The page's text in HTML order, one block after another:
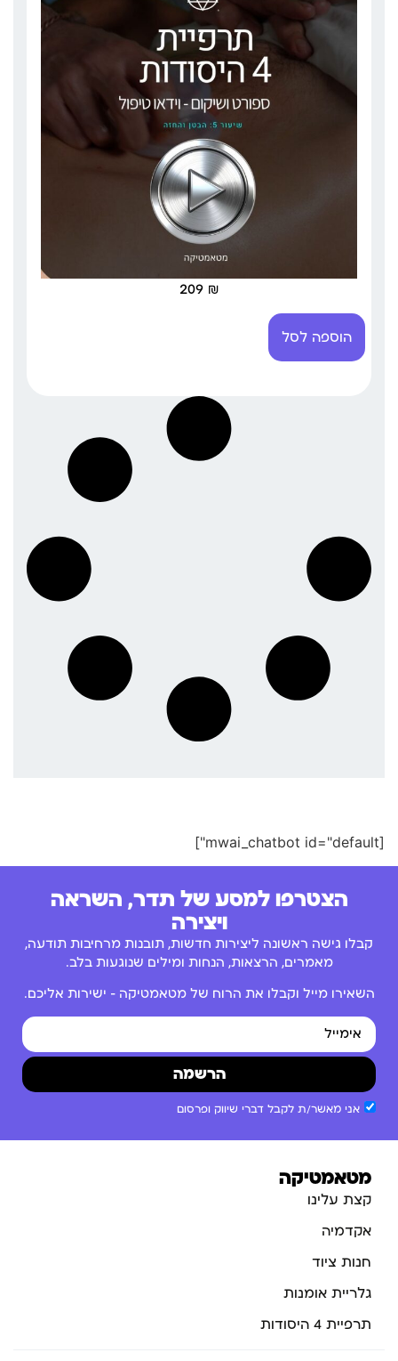
209 ₪
הוספה לסל
[mwai_chatbot id="default"]
הצטרפו למסע של תדר, השראה
ויצירה
קבלו גישה ראשונה ליצירות חדשות, תובנות מרחיבות תודעה,
מאמרים, הרצאות, הנחות ומילים שנוגעות בלב.
השאירו מייל וקבלו את הרוח של מטאמטיקה – ישירות אליכם.
אני מאשר/ת לקבל דברי שיווק ופרסום
הרשמה
מטאמטיקה
קצת עלינו
אקדמיה
חנות ציוד
גלריית אומנות
תרפיית 4 היסודות